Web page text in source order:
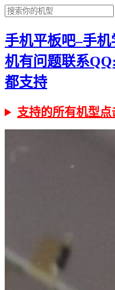
手机平板吧–手
机有问题联系
都支持
支持的所有机型